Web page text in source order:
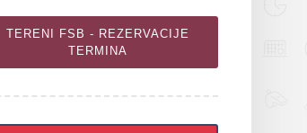
TERENI FSB - REZERVACIJE
TERMINA